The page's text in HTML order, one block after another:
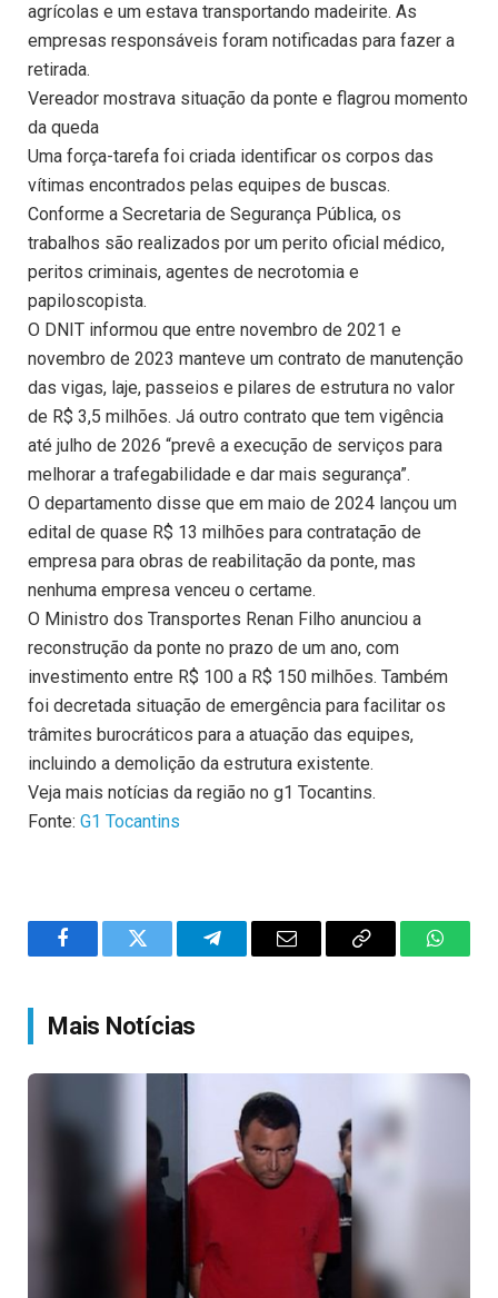
agrícolas e um estava transportando madeirite. As
empresas responsáveis foram notificadas para fazer a
retirada.
Vereador mostrava situação da ponte e flagrou momento
da queda
Uma força-tarefa foi criada identificar os corpos das
vítimas encontrados pelas equipes de buscas.
Conforme a Secretaria de Segurança Pública, os
trabalhos são realizados por um perito oficial médico,
peritos criminais, agentes de necrotomia e
papiloscopista.
O DNIT informou que entre novembro de 2021 e
novembro de 2023 manteve um contrato de manutenção
das vigas, laje, passeios e pilares de estrutura no valor
de R$ 3,5 milhões. Já outro contrato que tem vigência
até julho de 2026 “prevê a execução de serviços para
melhorar a trafegabilidade e dar mais segurança”.
O departamento disse que em maio de 2024 lançou um
edital de quase R$ 13 milhões para contratação de
empresa para obras de reabilitação da ponte, mas
nenhuma empresa venceu o certame.
O Ministro dos Transportes Renan Filho anunciou a
reconstrução da ponte no prazo de um ano, com
investimento entre R$ 100 a R$ 150 milhões. Também
foi decretada situação de emergência para facilitar os
trâmites burocráticos para a atuação das equipes,
incluindo a demolição da estrutura existente.
Veja mais notícias da região no g1 Tocantins.
Fonte: G1 Tocantins
FacebookTwitter TelegramEmail
Copy
Mais Notícias